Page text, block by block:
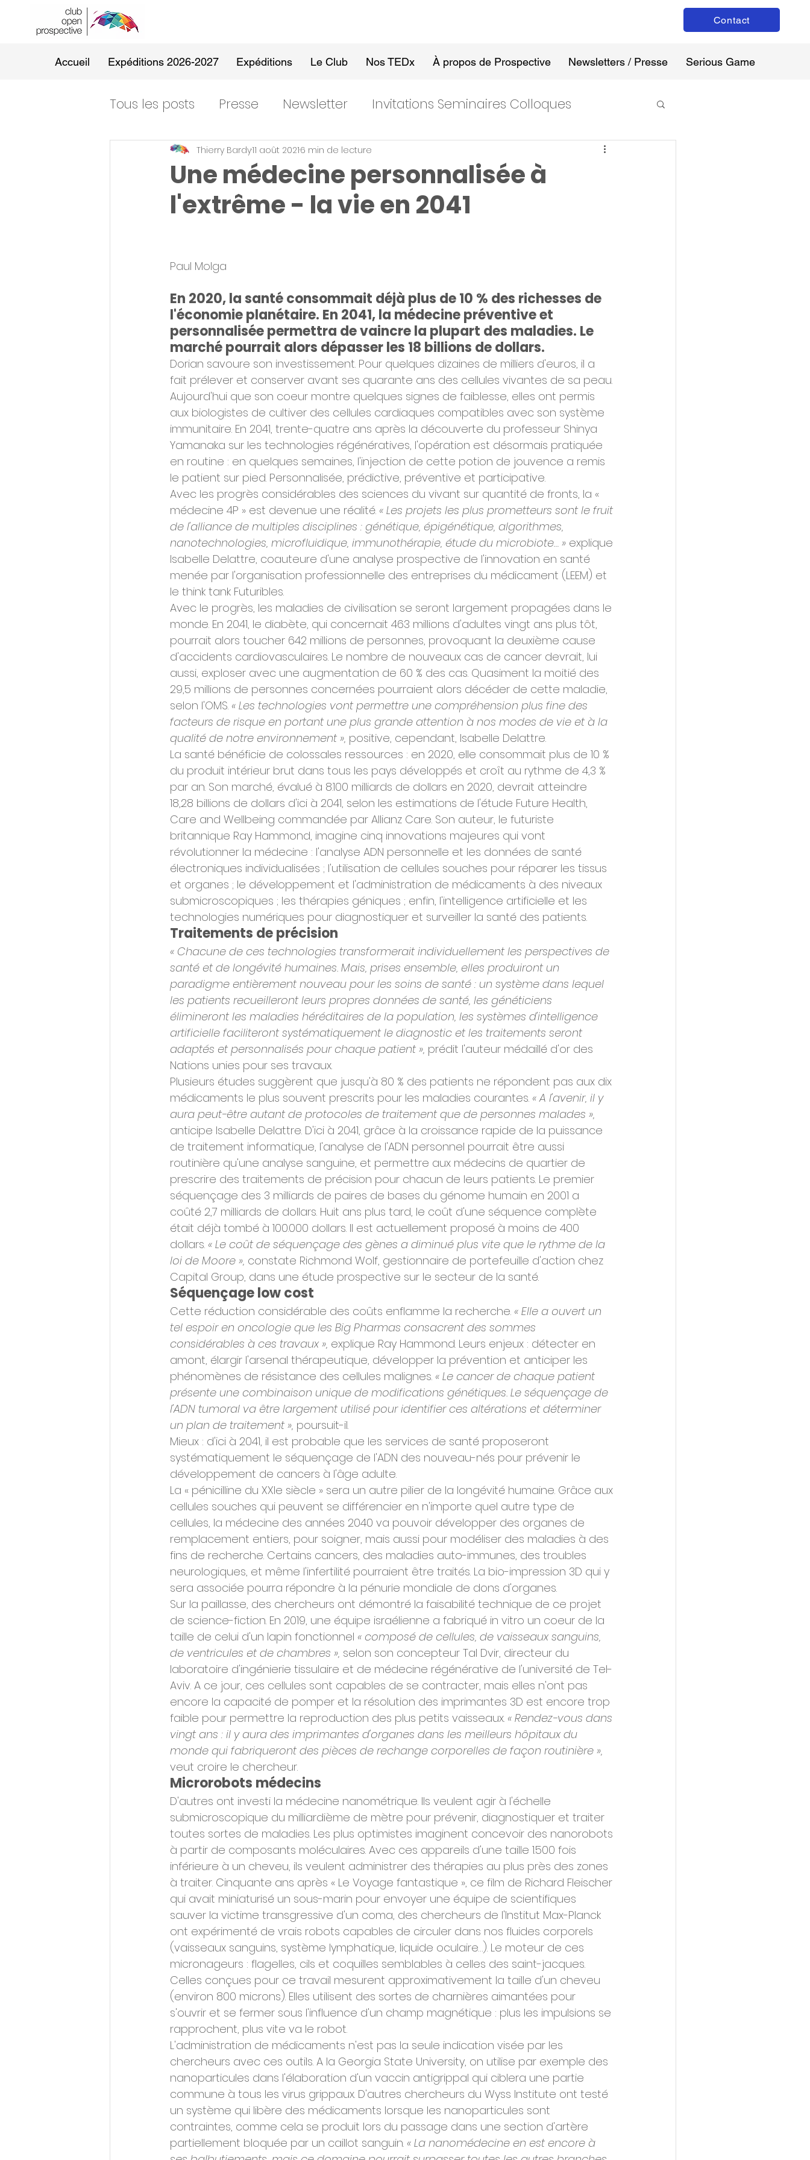
Contact
Accueil Expéditions 2026-2027 Expéditions Le Club Nos TEDx À propos de Prospective Newsletters / Presse Serious Game
Tous les posts Presse Newsletter Invitations Seminaires Colloques
Une médecine personnalisée à
l'extrême - la vie en 2041
Thierry Bardy11 août 20216 min de lecture
Paul Molga
En 2020, la santé consommait déjà plus de 10 % des richesses de
l'économie planétaire. En 2041, la médecine préventive et
personnalisée permettra de vaincre la plupart des maladies. Le
marché pourrait alors dépasser les 18 billions de dollars.
Dorian savoure son investissement. Pour quelques dizaines de milliers d'euros, il a
fait prélever et conserver avant ses quarante ans des cellules vivantes de sa peau.
Aujourd'hui que son coeur montre quelques signes de faiblesse, elles ont permis
aux biologistes de cultiver des cellules cardiaques compatibles avec son système
immunitaire. En 2041, trente-quatre ans après la découverte du professeur Shinya
Yamanaka sur les technologies régénératives, l'opération est désormais pratiquée
en routine : en quelques semaines, l'injection de cette potion de jouvence a remis
le patient sur pied. Personnalisée, prédictive, préventive et participative.
Avec les progrès considérables des sciences du vivant sur quantité de fronts, la «
médecine 4P » est devenue une réalité. « Les projets les plus prometteurs sont le fruit
de l'alliance de multiples disciplines : génétique, épigénétique, algorithmes,
nanotechnologies, microfluidique, immunothérapie, étude du microbiote… » explique
Isabelle Delattre, coauteure d'une analyse prospective de l'innovation en santé
menée par l'organisation professionnelle des entreprises du médicament (LEEM) et
le think tank Futuribles.
Avec le progrès, les maladies de civilisation se seront largement propagées dans le
monde. En 2041, le diabète, qui concernait 463 millions d'adultes vingt ans plus tôt,
pourrait alors toucher 642 millions de personnes, provoquant la deuxième cause
d'accidents cardiovasculaires. Le nombre de nouveaux cas de cancer devrait, lui
aussi, exploser avec une augmentation de 60 % des cas. Quasiment la moitié des
29,5 millions de personnes concernées pourraient alors décéder de cette maladie,
selon l'OMS. « Les technologies vont permettre une compréhension plus fine des
facteurs de risque en portant une plus grande attention à nos modes de vie et à la
qualité de notre environnement », positive, cependant, Isabelle Delattre.
La santé bénéficie de colossales ressources : en 2020, elle consommait plus de 10 %
du produit intérieur brut dans tous les pays développés et croît au rythme de 4,3 %
par an. Son marché, évalué à 8.100 milliards de dollars en 2020, devrait atteindre
18,28 billions de dollars d'ici à 2041, selon les estimations de l'étude Future Health,
Care and Wellbeing commandée par Allianz Care. Son auteur, le futuriste
britannique Ray Hammond, imagine cinq innovations majeures qui vont
révolutionner la médecine : l'analyse ADN personnelle et les données de santé
électroniques individualisées ; l'utilisation de cellules souches pour réparer les tissus
et organes ; le développement et l'administration de médicaments à des niveaux
submicroscopiques ; les thérapies géniques ; enfin, l'intelligence artificielle et les
technologies numériques pour diagnostiquer et surveiller la santé des patients.
Traitements de précision
« Chacune de ces technologies transformerait individuellement les perspectives de
santé et de longévité humaines. Mais, prises ensemble, elles produiront un
paradigme entièrement nouveau pour les soins de santé : un système dans lequel
les patients recueilleront leurs propres données de santé, les généticiens
élimineront les maladies héréditaires de la population, les systèmes d'intelligence
artificielle faciliteront systématiquement le diagnostic et les traitements seront
adaptés et personnalisés pour chaque patient », prédit l'auteur médaillé d'or des
Nations unies pour ses travaux.
Plusieurs études suggèrent que jusqu'à 80 % des patients ne répondent pas aux dix
médicaments le plus souvent prescrits pour les maladies courantes. « A l'avenir, il y
aura peut-être autant de protocoles de traitement que de personnes malades »,
anticipe Isabelle Delattre. D'ici à 2041, grâce à la croissance rapide de la puissance
de traitement informatique, l'analyse de l'ADN personnel pourrait être aussi
routinière qu'une analyse sanguine, et permettre aux médecins de quartier de
prescrire des traitements de précision pour chacun de leurs patients. Le premier
séquençage des 3 milliards de paires de bases du génome humain en 2001 a
coûté 2,7 milliards de dollars. Huit ans plus tard, le coût d'une séquence complète
était déjà tombé à 100.000 dollars. Il est actuellement proposé à moins de 400
dollars. « Le coût de séquençage des gènes a diminué plus vite que le rythme de la
loi de Moore », constate Richmond Wolf, gestionnaire de portefeuille d'action chez
Capital Group, dans une étude prospective sur le secteur de la santé.
Séquençage low cost
Cette réduction considérable des coûts enflamme la recherche. « Elle a ouvert un
tel espoir en oncologie que les Big Pharmas consacrent des sommes
considérables à ces travaux », explique Ray Hammond. Leurs enjeux : détecter en
amont, élargir l'arsenal thérapeutique, développer la prévention et anticiper les
phénomènes de résistance des cellules malignes. « Le cancer de chaque patient
présente une combinaison unique de modifications génétiques. Le séquençage de
l'ADN tumoral va être largement utilisé pour identifier ces altérations et déterminer
un plan de traitement », poursuit-il.
Mieux : d'ici à 2041, il est probable que les services de santé proposeront
systématiquement le séquençage de l'ADN des nouveau-nés pour prévenir le
développement de cancers à l'âge adulte.
La « pénicilline du XXIe siècle » sera un autre pilier de la longévité humaine. Grâce aux
cellules souches qui peuvent se différencier en n'importe quel autre type de
cellules, la médecine des années 2040 va pouvoir développer des organes de
remplacement entiers, pour soigner, mais aussi pour modéliser des maladies à des
fins de recherche. Certains cancers, des maladies auto-immunes, des troubles
neurologiques, et même l'infertilité pourraient être traités. La bio-impression 3D qui y
sera associée pourra répondre à la pénurie mondiale de dons d'organes.
Sur la paillasse, des chercheurs ont démontré la faisabilité technique de ce projet
de science-fiction. En 2019, une équipe israélienne a fabriqué in vitro un coeur de la
taille de celui d'un lapin fonctionnel « composé de cellules, de vaisseaux sanguins,
de ventricules et de chambres », selon son concepteur Tal Dvir, directeur du
laboratoire d'ingénierie tissulaire et de médecine régénérative de l'université de Tel-
Aviv. A ce jour, ces cellules sont capables de se contracter, mais elles n'ont pas
encore la capacité de pomper et la résolution des imprimantes 3D est encore trop
faible pour permettre la reproduction des plus petits vaisseaux. « Rendez-vous dans
vingt ans : il y aura des imprimantes d'organes dans les meilleurs hôpitaux du
monde qui fabriqueront des pièces de rechange corporelles de façon routinière »,
veut croire le chercheur.
Microrobots médecins
D'autres ont investi la médecine nanométrique. Ils veulent agir à l'échelle
submicroscopique du milliardième de mètre pour prévenir, diagnostiquer et traiter
toutes sortes de maladies. Les plus optimistes imaginent concevoir des nanorobots
à partir de composants moléculaires. Avec ces appareils d'une taille 1.500 fois
inférieure à un cheveu, ils veulent administrer des thérapies au plus près des zones
à traiter. Cinquante ans après « Le Voyage fantastique », ce film de Richard Fleischer
qui avait miniaturisé un sous-marin pour envoyer une équipe de scientifiques
sauver la victime transgressive d'un coma, des chercheurs de l'Institut Max-Planck
ont expérimenté de vrais robots capables de circuler dans nos fluides corporels
(vaisseaux sanguins, système lymphatique, liquide oculaire…). Le moteur de ces
micronageurs : flagelles, cils et coquilles semblables à celles des saint-jacques.
Celles conçues pour ce travail mesurent approximativement la taille d'un cheveu
(environ 800 microns). Elles utilisent des sortes de charnières aimantées pour
s'ouvrir et se fermer sous l'influence d'un champ magnétique : plus les impulsions se
rapprochent, plus vite va le robot.
L'administration de médicaments n'est pas la seule indication visée par les
chercheurs avec ces outils. A la Georgia State University, on utilise par exemple des
nanoparticules dans l'élaboration d'un vaccin antigrippal qui ciblera une partie
commune à tous les virus grippaux. D'autres chercheurs du Wyss Institute ont testé
un système qui libère des médicaments lorsque les nanoparticules sont
contraintes, comme cela se produit lors du passage dans une section d'artère
partiellement bloquée par un caillot sanguin. « La nanomédecine en est encore à